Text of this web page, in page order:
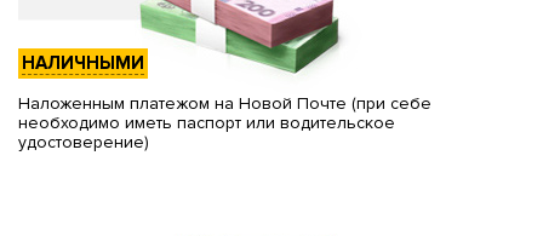
НАЛИЧНЫМИ
Наложенным платежом на Новой Почте (при себе
необходимо иметь паспорт или водительское
удостоверение)